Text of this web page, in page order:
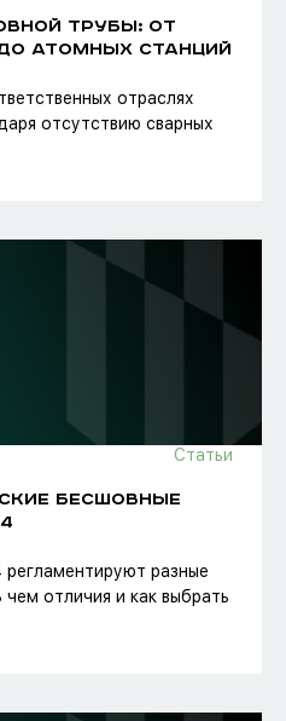
ТРУБЫ: ОТ
АТОМНЫХ СТАНЦИЙ
отраслях
отсутствию сварных
Статьи
БЕСШОВНЫЕ
разные
отличия и как выбрать